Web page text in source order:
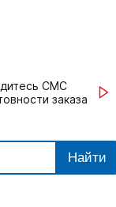
СМС
заказа
Найти